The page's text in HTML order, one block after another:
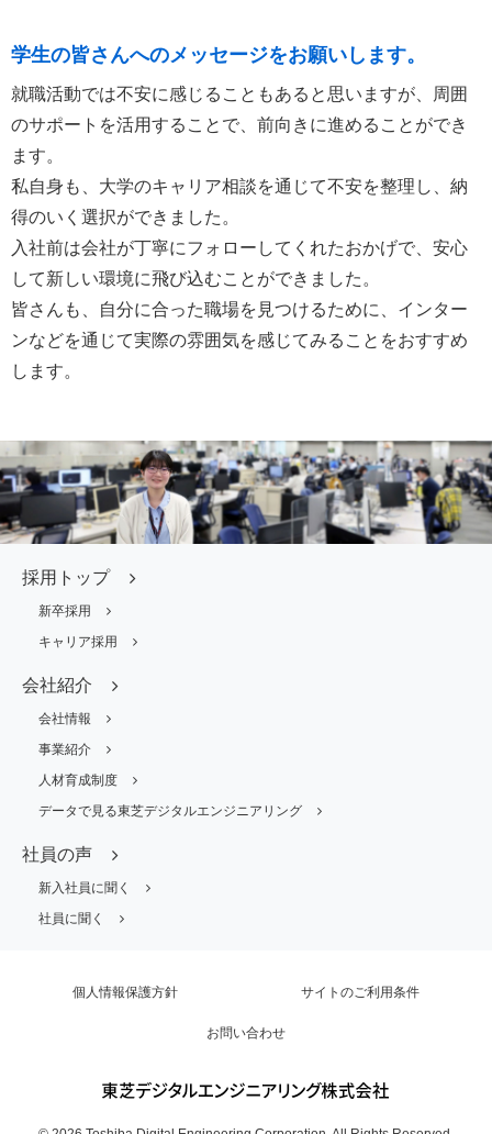
学生の皆さんへのメッセージをお願いします。
就職活動では不安に感じることもあると思いますが、周囲
のサポートを活用することで、前向きに進めることができ
ます。
私自身も、大学のキャリア相談を通じて不安を整理し、納
得のいく選択ができました。
入社前は会社が丁寧にフォローしてくれたおかげで、安心
して新しい環境に飛び込むことができました。
皆さんも、自分に合った職場を見つけるために、インター
ンなどを通じて実際の雰囲気を感じてみることをおすすめ
します。
採用トップ
新卒採用
キャリア採用
会社紹介
会社情報
事業紹介
人材育成制度
データで見る東芝デジタルエンジニアリング
社員の声
新入社員に聞く
社員に聞く
個人情報保護方針 サイトのご利用条件
お問い合わせ